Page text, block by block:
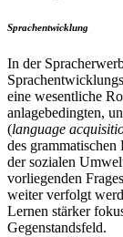
Sprachentwicklung
In der
eine wesentliche
anlagebedingten,
(language
des
der sozialen
vorliegenden
weiter verfolgt
Lernen stärker
Gegenstandsfeld.